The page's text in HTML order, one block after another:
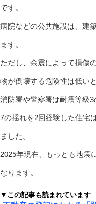
です。
病院などの公共施設は、建
ます。
ただし、余震によって損傷
物が倒壊する危険性は低い
消防署や警察署は耐震等級
7の揺れを2回経験した住宅
ました。
2025年現在、もっとも地震
なります。
▼この記事も読まれています